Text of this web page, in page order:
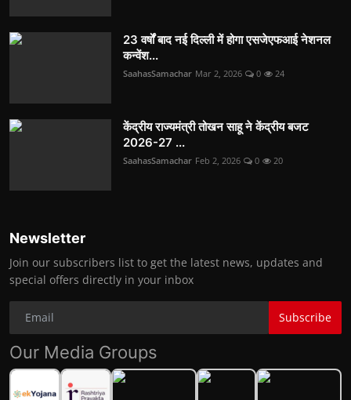
23 वर्षों बाद नई दिल्ली में होगा एसजेएफआई नेशनल
कन्वेंश...
SaahasSamachar Mar 2, 2026 0 24
केंद्रीय राज्यमंत्री तोखन साहू ने केंद्रीय बजट
2026-27 ...
SaahasSamachar Feb 2, 2026 0 20
Newsletter
Join our subscribers list to get the latest news, updates and
special offers directly in your inbox
Subscribe
Our Media Groups